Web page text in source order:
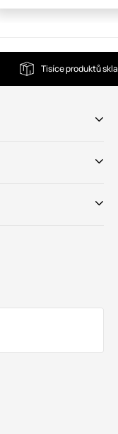
Tisíce produktů